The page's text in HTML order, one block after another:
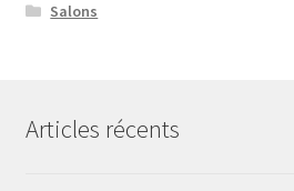
Salons
Articles récents